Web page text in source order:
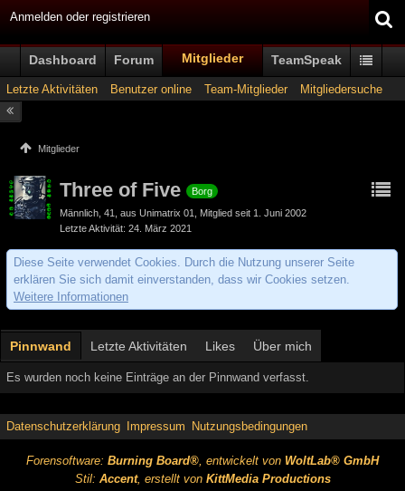
Anmelden oder registrieren
Dashboard Forum Mitglieder TeamSpeak
Letzte Aktivitäten Benutzer online Team-Mitglieder Mitgliedersuche
Mitglieder
Three of Five
Borg
Männlich 41 aus Unimatrix 01
Mitglied seit 1. Juni 2002
Letzte Aktivität 24. März 2021
Diese Seite verwendet Cookies. Durch die Nutzung unserer Seite
erklären Sie sich damit einverstanden, dass wir Cookies setzen.
Weitere Informationen
Pinnwand Letzte Aktivitäten Likes Über mich
Es wurden noch keine Einträge an der Pinnwand verfasst.
Datenschutzerklärung Impressum Nutzungsbedingungen
Forensoftware: Burning Board®, entwickelt von WoltLab® GmbH
Stil: Accent, erstellt von KittMedia Productions